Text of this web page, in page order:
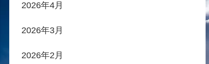
2026年4月
2026年3月
2026年2月